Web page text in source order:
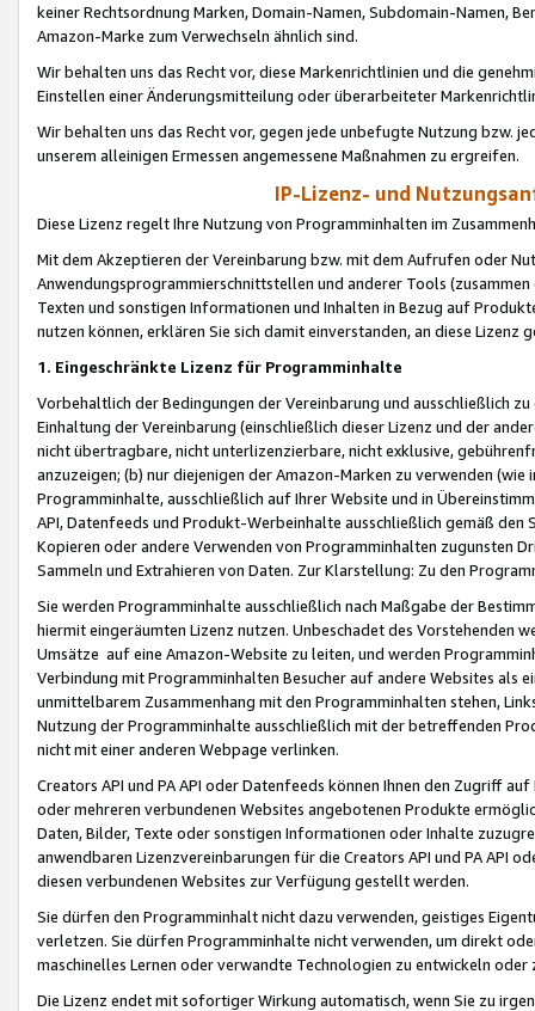
keiner Rechtsordnung Marken, Domain-Namen, Subdomain-Namen,
Amazon-Marke zum Verwechseln ähnlich sind.
Wir behalten uns das Recht vor, diese Markenrichtlinien und die
Einstellen einer Änderungsmitteilung oder überarbeiteter
Wir behalten uns das Recht vor, gegen jede unbefugte Nutzung bzw.
unserem alleinigen Ermessen angemessene Maßnahmen zu ergreifen.
IP-Lizenz- und
Diese Lizenz regelt Ihre Nutzung von Programminhalten im
Mit dem Akzeptieren der Vereinbarung bzw. mit dem Aufrufen oder
Anwendungsprogrammierschnittstellen und anderer Tools (zusammen
Texten und sonstigen Informationen und Inhalten in Bezug auf
nutzen können, erklären Sie sich damit einverstanden, an diese Lizenz
1. Eingeschränkte Lizenz für Programminhalte
Vorbehaltlich der Bedingungen der Vereinbarung und ausschließlich
Einhaltung der Vereinbarung (einschließlich dieser Lizenz und der
nicht übertragbare, nicht unterlizenzierbare, nicht exklusive,
anzuzeigen; (b) nur diejenigen der Amazon-Marken zu verwenden
Programminhalte, ausschließlich auf Ihrer Website und in
API, Datenfeeds und Produkt-Werbeinhalte ausschließlich gemäß
Kopieren oder andere Verwenden von Programminhalten zugunsten
Sammeln und Extrahieren von Daten. Zur Klarstellung: Zu den
Sie werden Programminhalte ausschließlich nach Maßgabe der
hiermit eingeräumten Lizenz nutzen. Unbeschadet des Vorstehenden
Umsätze auf eine Amazon-Website zu leiten, und werden
Verbindung mit Programminhalten Besucher auf andere Websites als
unmittelbarem Zusammenhang mit den Programminhalten stehen,
Nutzung der Programminhalte ausschließlich mit der betreffenden
nicht mit einer anderen Webpage verlinken.
Creators API und PA API oder Datenfeeds können Ihnen den Zugriff
oder mehreren verbundenen Websites angebotenen Produkte
Daten, Bilder, Texte oder sonstigen Informationen oder Inhalte
anwendbaren Lizenzvereinbarungen für die Creators API und PA API
diesen verbundenen Websites zur Verfügung gestellt werden.
Sie dürfen den Programminhalt nicht dazu verwenden, geistiges
verletzen. Sie dürfen Programminhalte nicht verwenden, um direkt
maschinelles Lernen oder verwandte Technologien zu entwickeln
Die Lizenz endet mit sofortiger Wirkung automatisch, wenn Sie zu